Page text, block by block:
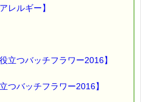
ース）
ます。
レルギー】
立つバッチフラワー2016】
つバッチフラワー2016】